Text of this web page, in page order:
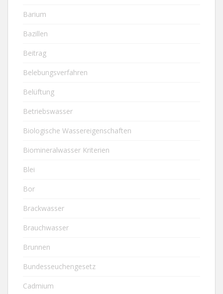
Barium
Bazillen
Beitrag
Belebungsverfahren
Belüftung
Betriebswasser
Biologische Wassereigenschaften
Biomineralwasser Kriterien
Blei
Bor
Brackwasser
Brauchwasser
Brunnen
Bundesseuchengesetz
Cadmium